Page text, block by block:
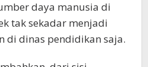
daya manusia di
tak sekadar menjadi
di dinas pendidikan saja.